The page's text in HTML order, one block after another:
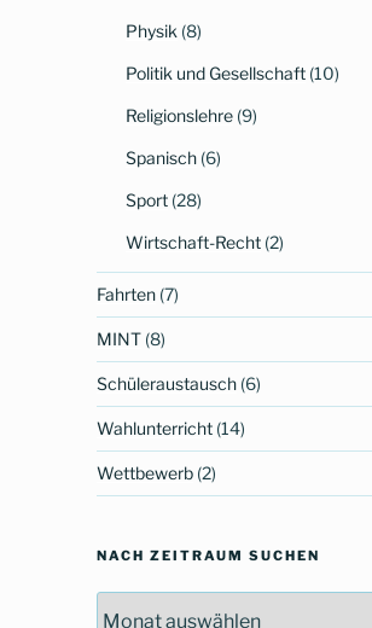
Physik (8)
Politik und Gesellschaft (10)
Religionslehre (9)
Spanisch (6)
Sport (28)
Wirtschaft-Recht (2)
Fahrten (7)
MINT (8)
Schüleraustausch (6)
Wahlunterricht (14)
Wettbewerb (2)
NACH ZEITRAUM SUCHEN